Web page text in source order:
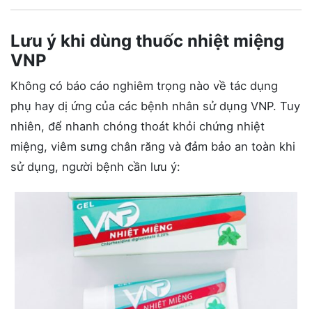
Lưu ý khi dùng thuốc nhiệt miệng
VNP
Không có báo cáo nghiêm trọng nào về tác dụng
phụ hay dị ứng của các bệnh nhân sử dụng VNP. Tuy
nhiên, để nhanh chóng thoát khỏi chứng nhiệt
miệng, viêm sưng chân răng và đảm bảo an toàn khi
sử dụng, người bệnh cần lưu ý: